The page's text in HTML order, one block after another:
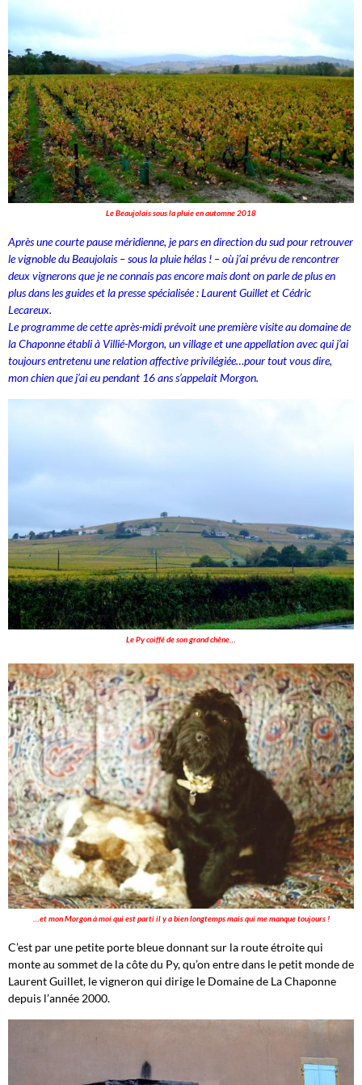
Le Beaujolais sous la pluie en automne 2018
Après une courte pause méridienne, je pars en direction du sud pour retrouver
le vignoble du Beaujolais – sous la pluie hélas ! – où j’ai prévu de rencontrer
deux vignerons que je ne connais pas encore mais dont on parle de plus en
plus dans les guides et la presse spécialisée : Laurent Guillet et Cédric
Lecareux.
Le programme de cette après-midi prévoit une première visite au domaine de
la Chaponne établi à Villié-Morgon, un village et une appellation avec qui j’ai
toujours entretenu une relation affective privilégiée…pour tout vous dire,
mon chien que j’ai eu pendant 16 ans s’appelait Morgon.
Le Py coiffé de son grand chêne…
…et mon Morgon à moi qui est parti il y a bien longtemps mais qui me manque toujours !
C’est par une petite porte bleue donnant sur la route étroite qui
monte au sommet de la côte du Py, qu’on entre dans le petit monde de
Laurent Guillet, le vigneron qui dirige le Domaine de La Chaponne
depuis l’année 2000.